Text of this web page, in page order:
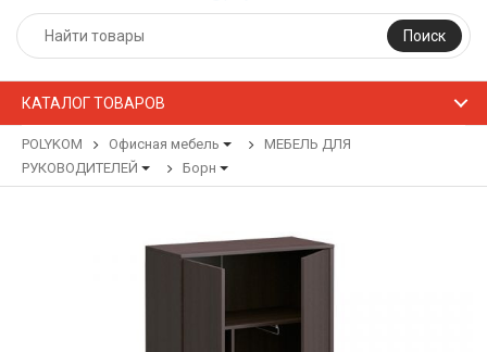
Поиск
КАТАЛОГ ТОВАРОВ
POLYKOM Офисная мебель
МЕБЕЛЬ ДЛЯ
РУКОВОДИТЕЛЕЙ
Борн